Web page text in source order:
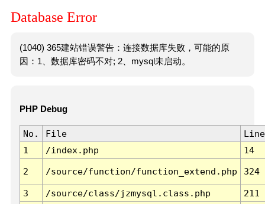
Database Error
(1040) 365建站错误警告：连接数据库失败，可能的原
因：1、数据库密码不对; 2、mysql未启动。
PHP Debug
No. File
Line
1
/index.php 14
2 /source/function/function_extend.php 324
3 /source/class/jzmysql.class.php
211